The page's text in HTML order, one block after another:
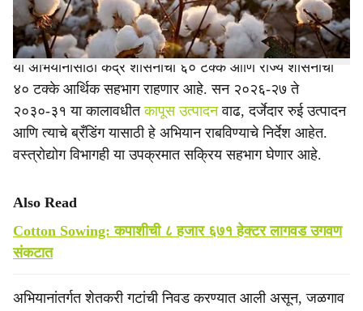
शकणार नाही, अशी शक्यता व्यक्त होत आहे.
या अभियानासाठी केंद्र शासनाचा ६० टक्के आणि राज्य शासनाचा
४० टक्के आर्थिक सहभाग राहणार आहे. सन २०२६-२७ ते
२०३०-३१ या कालावधीतकापूस उत्पादनवाढ, दर्जेदार रुई उत्पादन
आणि त्याचे ब्रँडिंग यासाठी हे अभियान राबविण्याचे निर्देश आहेत.
वस्त्रोद्योग विभागही या उपक्रमात सक्रिय सहभाग घेणार आहे.
Also Read
Cotton Sowing: कपाशीची ८ हजार ६७१ हेक्टर लागवड उगवण
संकटात
अभियानांतर्गत शेतकरी गटांची निवड करण्यात आली असून, जळगाव